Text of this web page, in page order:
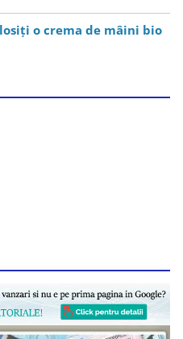
o crema de mâini bio